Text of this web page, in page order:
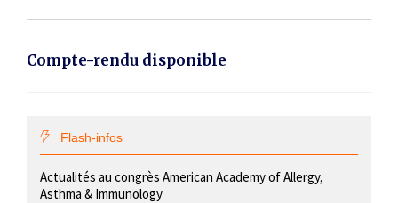
Compte-rendu disponible
Flash-infos
Actualités au congrès American Academy of Allergy,
Asthma & Immunology